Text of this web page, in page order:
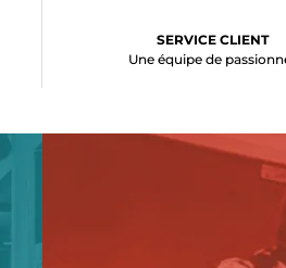
SERVICE CLIENT
Une équipe de